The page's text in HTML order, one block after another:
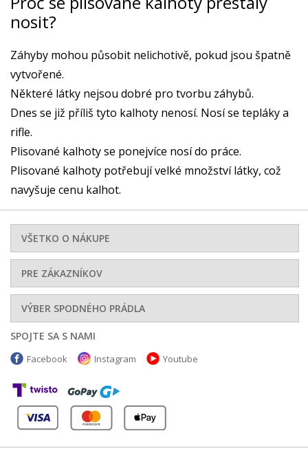
nosit?
Záhyby mohou působit nelichotivě, pokud jsou špatně
vytvořené.
Některé látky nejsou dobré pro tvorbu záhybů.
Dnes se již příliš tyto kalhoty nenosí. Nosí se tepláky a
rifle.
Plisované kalhoty se ponejvíce nosí do práce.
Plisované kalhoty potřebují velké množství látky, což
navyšuje cenu kalhot.
VŠETKO O NÁKUPE
PRE ZÁKAZNÍKOV
VÝBER SPODNÉHO PRÁDLA
SPOJTE SA S NAMI
Facebook Instagram Youtube